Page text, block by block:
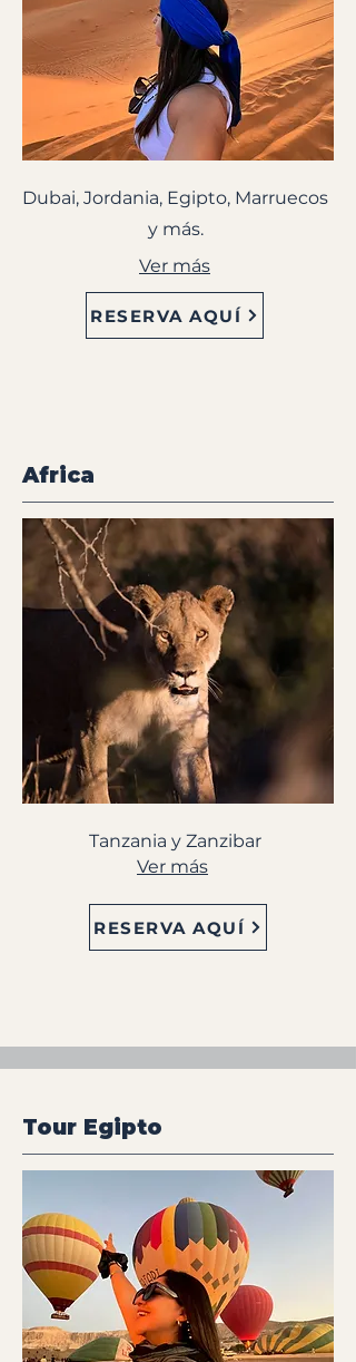
Dubai, Jordania, Egipto, Marruecos
y más.
Ver más
RESERVA AQUÍ
Africa
Tanzania y Zanzibar
Ver más
RESERVA AQUÍ
Tour Egipto